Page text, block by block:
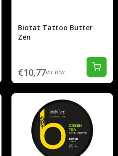
Biotat Tattoo Butter
Zen
€10,77inc btw